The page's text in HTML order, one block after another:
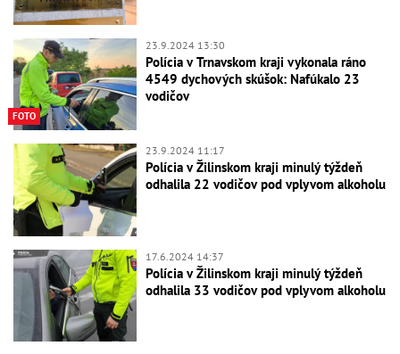
FOTO
23.9.2024 13:30
Polícia v Trnavskom kraji vykonala ráno
4549 dychových skúšok: Nafúkalo 23
vodičov
23.9.2024 11:17
Polícia v Žilinskom kraji minulý týždeň
odhalila 22 vodičov pod vplyvom alkoholu
17.6.2024 14:37
Polícia v Žilinskom kraji minulý týždeň
odhalila 33 vodičov pod vplyvom alkoholu